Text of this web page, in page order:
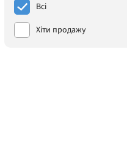
Всі
Хіти продажу